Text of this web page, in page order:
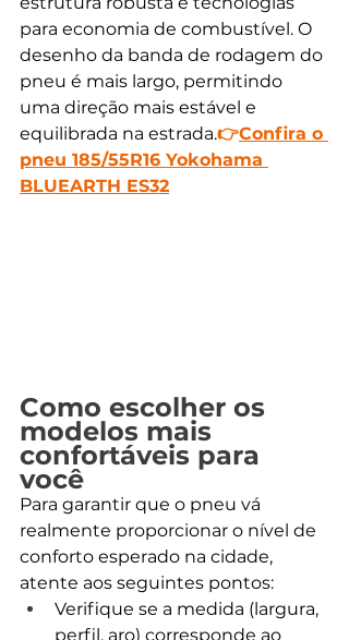
para economia de combustível. O
desenho da banda de rodagem do
pneu é mais largo, permitindo
uma direção mais estável e
equilibrada na estrada.👉Confira o
pneu 185/55R16 Yokohama
BLUEARTH ES32
Como escolher os
modelos mais
confortáveis para
você
Para garantir que o pneu vá
realmente proporcionar o nível de
conforto esperado na cidade,
atente aos seguintes pontos:
Verifique se a medida (largura,
perfil, aro) corresponde ao